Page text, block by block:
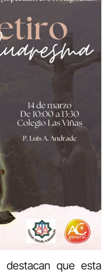
destacan que esta